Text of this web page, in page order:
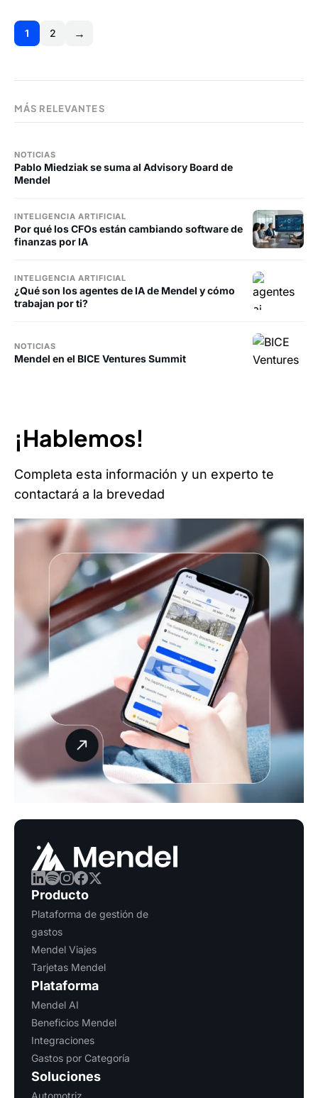
1 2 →
MÁS RELEVANTES
NOTICIAS
Pablo Miedziak se suma al Advisory Board de
Mendel
INTELIGENCIA ARTIFICIAL
Por qué los CFOs están cambiando software de
finanzas por IA
INTELIGENCIA ARTIFICIAL
¿Qué son los agentes de IA de Mendel y cómo
trabajan por ti?
NOTICIAS
Mendel en el BICE Ventures Summit
¡Hablemos!
Completa esta información y un experto te
contactará a la brevedad
Producto
Plataforma de gestión de
gastos
Mendel Viajes
Tarjetas Mendel
Plataforma
Mendel AI
Beneficios Mendel
Integraciones
Gastos por Categoría
Soluciones